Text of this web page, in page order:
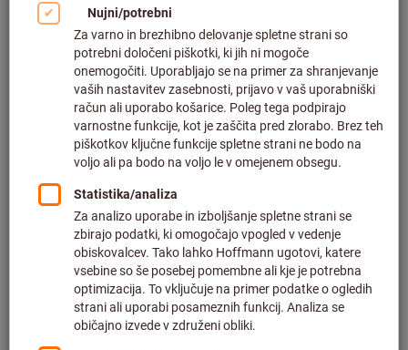
Kliknite za povečavo slike